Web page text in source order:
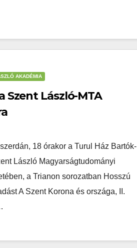
AKADÉMIA
Szent László-MTA
18 órakor a Turul Ház Bartók-
László Magyarságtudományi
a Trianon sorozatban Hosszú
A Szent Korona és országa, II.